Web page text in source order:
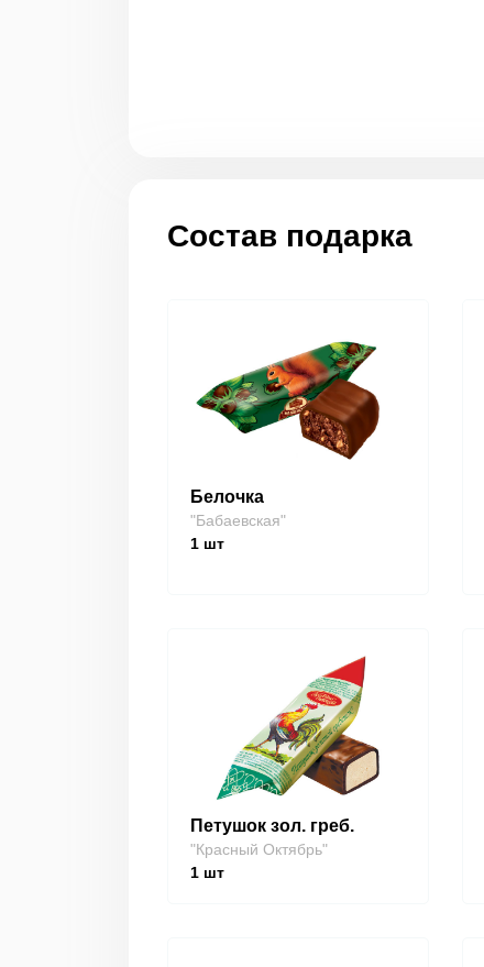
Состав подарка
Белочка
"Бабаевская"
1 шт
Петушок зол. греб.
"Красный Октябрь"
1 шт